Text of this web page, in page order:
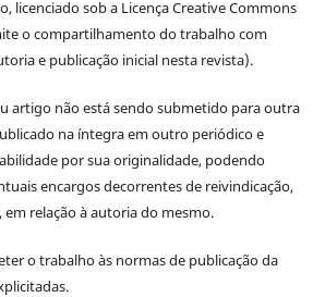
licenciado sob a Licença Creative Commons
o compartilhamento do trabalho com
e publicação inicial nesta revista).
artigo não está sendo submetido para outra
na íntegra em outro periódico e
por sua originalidade, podendo
encargos decorrentes de reivindicação,
relação à autoria do mesmo.
o trabalho às normas de publicação da